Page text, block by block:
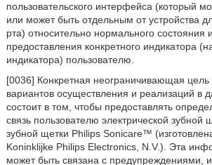
пользовательского интерфейса (который
или может быть отдельным от устройства
рта) относительно нормального состояния
предоставления конкретного индикатора
индикатора) пользователю.
[0036] Конкретная неограничивающая цель
вариантов осуществления и реализаций в
состоит в том, чтобы предоставлять
связь пользователю электрической зубной
зубной щетки Philips Sonicare™
Koninklijke Philips Electronics, N.V.). Эта
может быть связана с предупреждениями,